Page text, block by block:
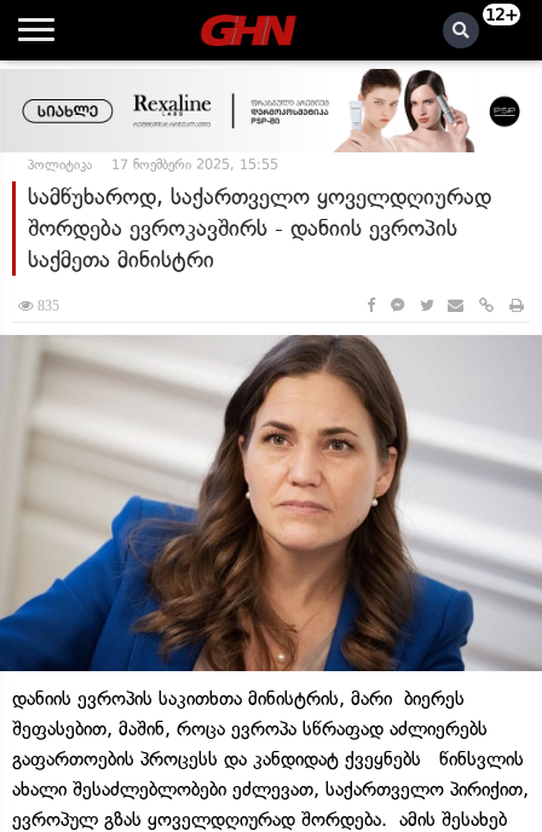
12+
პოლიტიკა 17 ნოემბერი 2025, 15:55
სამწუხაროდ, საქართველო ყოველდღიურად
შორდება ევროკავშირს - დანიის ევროპის
საქმეთა მინისტრი
835
დანიის ევროპის საკითხთა მინისტრის, მარი ბიერეს
შეფასებით, მაშინ, როცა ევროპა სწრაფად აძლიერებს
გაფართოების პროცესს და კანდიდატ ქვეყნებს წინსვლის
ახალი შესაძლებლობები ეძლევათ, საქართველო პირიქით,
ევროპულ გზას ყოველდღიურად შორდება. ამის შესახებ